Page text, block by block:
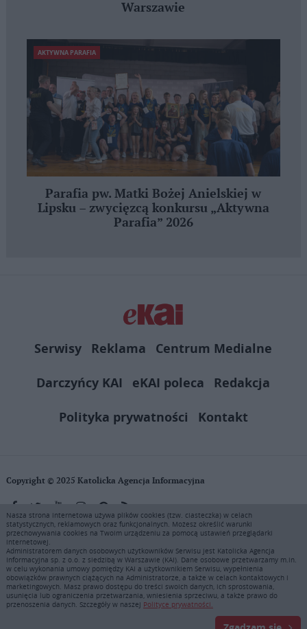
Warszawie
AKTYWNA PARAFIA
Parafia pw. Matki Bożej Anielskiej w
Lipsku – zwycięzcą konkursu „Aktywna
Parafia” 2026
Serwisy Reklama
Centrum Medialne
Darczyńcy KAI
eKAI poleca
Redakcja
Polityka prywatności
Kontakt
Copyright © 2025 Katolicka Agencja Informacyjna
KAI zastrzega wszelkie prawa do serwisu. Użytkownicy mogą pobierać
i drukować fragmenty zawartości serwisu internetowego www.ekai.pl
wyłącznie do użytku osobistego. Publikacja, rozpowszechnianie
zawartości niniejszego serwisu lub jej sprzedaż (także framing i in.
podobne metody), są bez uprzedniej pisemnej zgody KAI zabronione i
stanowią naruszenie ustaw o prawie autorskim, ochronie baz danych i
uczciwej konkurencji - będą ścigane przy pomocy wszelkich
dostępnych środków prawnych. Zapraszamy do prenumeraty serwisu
prasowego KAI: tel. 22 635 77 18 e-mail: marketing@ekai.pl
Nasza strona internetowa używa plików cookies (tzw. ciasteczka) w celach
statystycznych, reklamowych oraz funkcjonalnych. Możesz określić warunki
przechowywania cookies na Twoim urządzeniu za pomocą ustawień przeglądarki
internetowej.
Administratorem danych osobowych użytkowników Serwisu jest Katolicka Agencja
Informacyjna sp. z o.o. z siedzibą w Warszawie (KAI). Dane osobowe przetwarzamy m.in.
w celu wykonania umowy pomiędzy KAI a użytkownikiem Serwisu, wypełnienia
obowiązków prawnych ciążących na Administratorze, a także w celach kontaktowych i
marketingowych. Masz prawo dostępu do treści swoich danych, ich sprostowania,
usunięcia lub ograniczenia przetwarzania, wniesienia sprzeciwu, a także prawo do
przenoszenia danych. Szczegóły w naszej Polityce prywatności.